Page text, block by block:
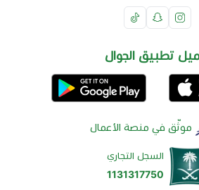
تطبيق الجوال
موثّق في منصة الأعمال
السجل التجاري
1131317750